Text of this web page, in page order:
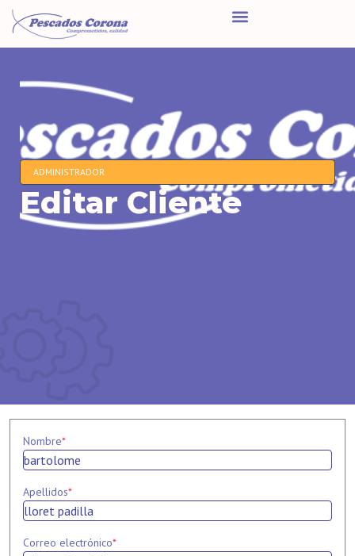
ADMINISTRADOR
Editar Cliente
Nombre*
Apellidos*
Correo electrónico*